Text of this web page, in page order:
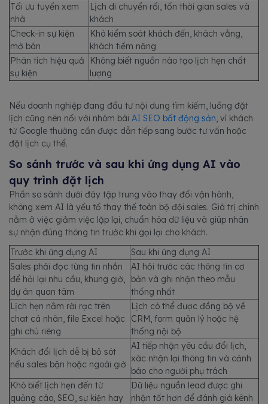
Tối ưu tuyến xem
nhà
Lịch di chuyển rối, tốn thời gian sales và
khách
Check-in sự kiện
mở bán
Khó kiểm soát khách đến, khách vắng,
khách tiềm năng
Phân tích hiệu quả
sự kiện
Không biết nguồn nào tạo lịch hẹn chất
lượng
Nếu doanh nghiệp đang đầu tư nội dung tìm kiếm, luồng đặt
lịch cũng nên nối với nhóm bài AI SEO bất động sản , vì khách
từ Google thường cần được dẫn tiếp sang bước tư vấn hoặc
đặt lịch cụ thể.
So sánh trước và sau khi ứng dụng AI vào
quy trình đặt lịch
Phần so sánh dưới đây tập trung vào thay đổi vận hành,
không xem AI là yếu tố thay thế toàn bộ đội sales. Giá trị chính
nằm ở việc giảm việc lặp lại, chuẩn hóa dữ liệu và giúp nhân
sự nhận đúng thông tin trước khi gọi lại cho khách.
Trước khi ứng dụng AI
Sau khi ứng dụng AI
Sales phải đọc từng tin nhắn
để hỏi lại nhu cầu, khung giờ,
dự án quan tâm
AI hỏi trước các thông tin cơ
bản và ghi nhận theo mẫu
thống nhất
Lịch hẹn nằm rời rạc trên
chat cá nhân, file Excel hoặc
ghi chú riêng
Lịch có thể được đồng bộ về
CRM, form quản lý hoặc hệ
thống nội bộ
Khách đổi lịch dễ bị bỏ sót
nếu sales bận hoặc ngoài giờ
AI tiếp nhận yêu cầu đổi lịch,
xác nhận lại thông tin và cảnh
báo cho người phụ trách
Khó biết lịch hẹn đến từ
quảng cáo, SEO, sự kiện hay
Dữ liệu nguồn lead được ghi
nhận tốt hơn để đánh giá kênh